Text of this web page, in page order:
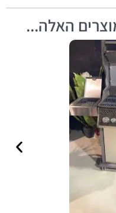
האלה...